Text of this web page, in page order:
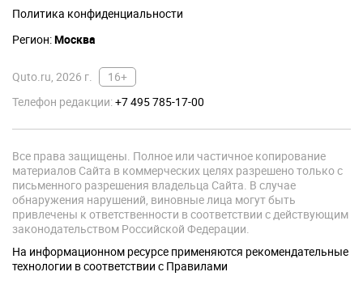
Политика конфиденциальности
Регион:Москва
Quto.ru, 2026 г.
16+
Телефон редакции:+7 495 785-17-00
Все права защищены. Полное или частичное копирование
материалов Сайта в коммерческих целях разрешено только с
письменного разрешения владельца Сайта. В случае
обнаружения нарушений, виновные лица могут быть
привлечены к ответственности в соответствии с действующим
законодательством Российской Федерации.
На информационном ресурсе применяются рекомендательные
технологии в соответствии с Правилами